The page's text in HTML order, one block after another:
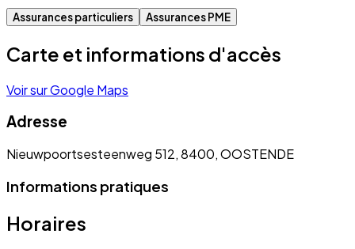
Assurances particuliers Assurances PME
Carte et informations d'accès
Voir sur Google Maps
Adresse
Nieuwpoortsesteenweg 512, 8400, OOSTENDE
Informations pratiques
Horaires